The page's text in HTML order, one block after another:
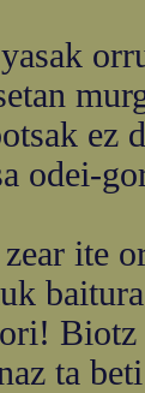
ez
odei-
ite
Biotz
ta